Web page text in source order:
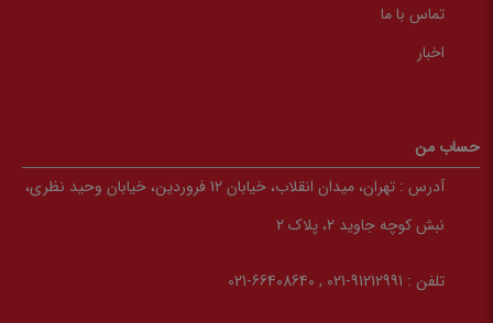
تماس با ما
اخبار
حساب من
آدرس :
تهران، میدان انقلاب، خیابان 12 فروردین، خیابان وحید نظری،
نبش کوچه جاوید 2، پلاک 2
تلفن : 91212991-021 , 66408640-021